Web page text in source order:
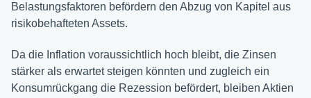
Belastungsfaktoren befördern den Abzug von Kapitel aus
risikobehafteten Assets.
Da die Inflation voraussichtlich hoch bleibt, die Zinsen
stärker als erwartet steigen könnten und zugleich ein
Konsumrückgang die Rezession befördert, bleiben Aktien